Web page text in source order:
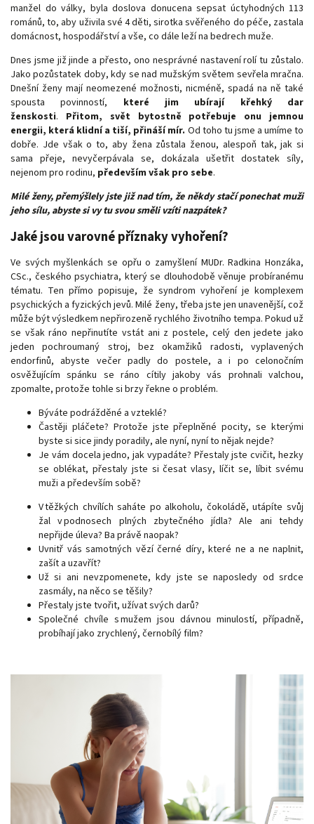
manžel do války, byla doslova donucena sepsat úctyhodných 113
románů, to, aby uživila své 4 děti, sirotka svěřeného do péče, zastala
domácnost, hospodářství a vše, co dále leží na bedrech muže.
Dnes jsme již jinde a přesto, ono nesprávné nastavení rolí tu zůstalo.
Jako pozůstatek doby, kdy se nad mužským světem sevřela mračna.
Dnešní ženy mají neomezené možnosti, nicméně, spadá na ně také
spousta povinností,
které jim ubírají křehký dar
ženskosti.
Přitom, svět bytostně potřebuje onu jemnou
energii, která klidní a tiší, přináší mír. Od toho tu jsme a umíme to
dobře. Jde však o to, aby žena zůstala ženou, alespoň tak, jak si
sama přeje, nevyčerpávala se, dokázala ušetřit dostatek síly,
nejenom pro rodinu, především však pro sebe.
Milé ženy, přemýšlely jste již nad tím, že někdy stačí ponechat muži
jeho sílu, abyste si vy tu svou směli vzíti nazpátek?
Jaké jsou varovné příznaky vyhoření?
Ve svých myšlenkách se opřu o zamyšlení MUDr. Radkina Honzáka,
CSc., českého psychiatra, který se dlouhodobě věnuje probíranému
tématu. Ten přímo popisuje, že syndrom vyhoření je komplexem
psychických a fyzických jevů. Milé ženy, třeba jste jen unavenější, což
může být výsledkem nepřirozeně rychlého životního tempa. Pokud už
se však ráno nepřinutíte vstát ani z postele, celý den jedete jako
jeden pochroumaný stroj, bez okamžiků radosti, vyplavených
endorfinů, abyste večer padly do postele, a i po celonočním
osvěžujícím spánku se ráno cítily jakoby vás prohnali valchou,
zpomalte, protože tohle si brzy řekne o problém.
Býváte podrážděné a vzteklé?
Častěji pláčete? Protože jste přeplněné pocity, se kterými
byste si sice jindy poradily, ale nyní, nyní to nějak nejde?
Je vám docela jedno, jak vypadáte? Přestaly jste cvičit, hezky
se oblékat, přestaly jste si česat vlasy, líčit se, líbit svému
muži a především sobě?
V těžkých chvílích saháte po alkoholu, čokoládě, utápíte svůj
žal v podnosech plných zbytečného jídla? Ale ani tehdy
nepřijde úleva? Ba právě naopak?
Uvnitř vás samotných vězí černé díry, které ne a ne naplnit,
zašít a uzavřít?
Už si ani nevzpomenete, kdy jste se naposledy od srdce
zasmály, na něco se těšily?
Přestaly jste tvořit, užívat svých darů?
Společné chvíle s mužem jsou dávnou minulostí, případně,
probíhají jako zrychlený, černobílý film?